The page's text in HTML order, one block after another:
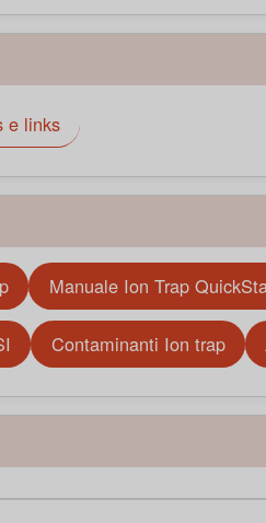
e links
Manuale Ion Trap
Contaminanti Ion trap